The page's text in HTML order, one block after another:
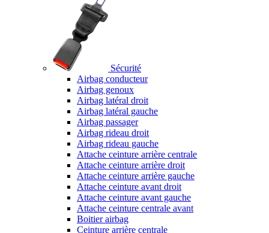
Sécurité
Airbag conducteur
Airbag genoux
Airbag latéral droit
Airbag latéral gauche
Airbag passager
Airbag rideau droit
Airbag rideau gauche
Attache ceinture arrière centrale
Attache ceinture arrière droit
Attache ceinture arrière gauche
Attache ceinture avant droit
Attache ceinture avant gauche
Attache ceinture centrale avant
Boitier airbag
Ceinture arrière centrale